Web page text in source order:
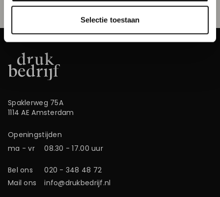
Selectie toestaan
Spaklerweg 75A
1114 AE Amsterdam
Openingstijden
ma - vr
08.30 - 17.00 uur
Bel ons
020 - 348 48 72
Mail ons
info@drukbedrijf.nl